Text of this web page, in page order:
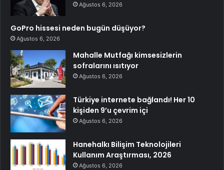
Ağustos 6, 2026
GoPro hissesi neden bugün düşüyor?
Ağustos 6, 2026
Mahalle Mutfağı kimsesizlerin
sofralarını ısıtıyor
Ağustos 6, 2026
Türkiye internete bağlandı! Her 10
kişiden 9’u çevrim içi
Ağustos 6, 2026
Hanehalkı Bilişim Teknolojileri
Kullanım Araştırması, 2026
Ağustos 6, 2026